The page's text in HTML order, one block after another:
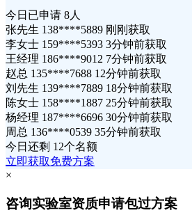
今日已申请 8人
张先生 138****5889 刚刚获取
李女士 159****5393 3分钟前获取
王经理 186****9012 7分钟前获取
赵总 135****7688 12分钟前获取
刘先生 139****7889 18分钟前获取
陈女士 158****1887 25分钟前获取
杨经理 187****6696 30分钟前获取
周总 136****0539 35分钟前获取
今日还剩 12个名额
立即获取免费方案
×
咨询实验室资质申请包过方案